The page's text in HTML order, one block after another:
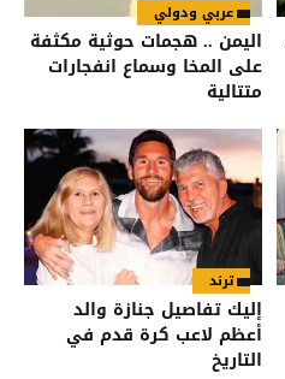
عربي ودولي
اليمن .. هجمات حوثية مكثفة
على المخا وسماع انفجارات
متتالية
ترند
إليك تفاصيل جنازة والد
أعظم لاعب كرة قدم في
التاريخ